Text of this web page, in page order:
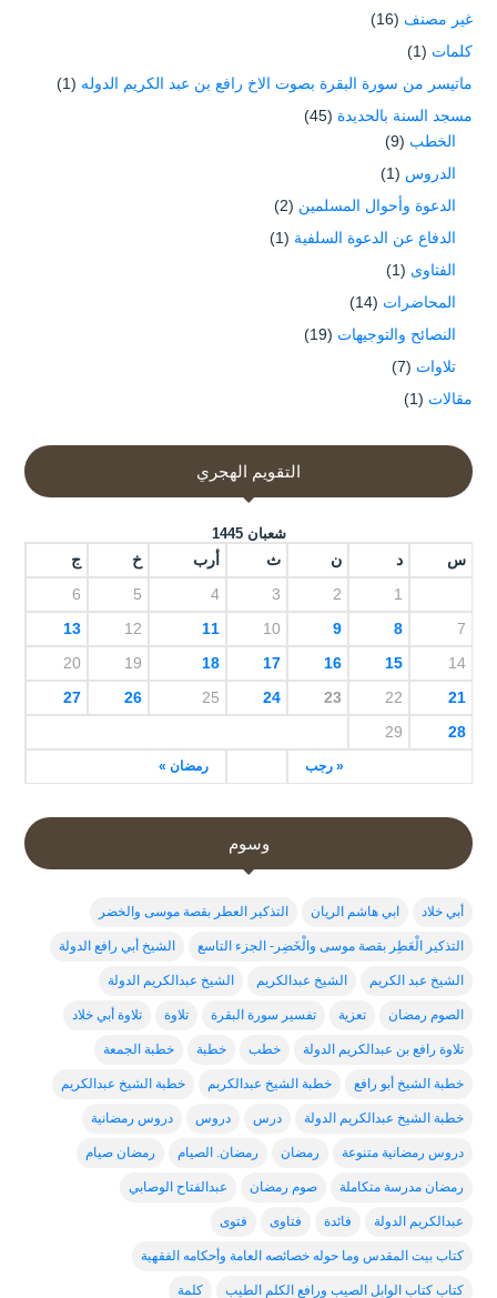
غير مصنف (16)
كلمات (1)
ماتيسر من سورة البقرة بصوت الاخ رافع بن عبد الكريم الدوله (1)
مسجد السنة بالحديدة (45)
الخطب (9)
الدروس (1)
الدعوة وأحوال المسلمين (2)
الدفاع عن الدعوة السلفية (1)
الفتاوى (1)
المحاضرات (14)
النصائح والتوجيهات (19)
تلاوات (7)
مقالات (1)
التقويم الهجري
شعبان 1445
س د ن ث أرب خ ج
« رجب رمضان »
1
2
3
4
5
6
7
8
9
10
11
12
13
14
15
16
17
18
19
20
21
22
23
24
25
26
27
28
29
وسوم
أبي خلاد ابي هاشم الريان التذكير العطر بقصة موسى والخضر
التذكير الْعَطِر بقصة موسى والْخَضِر- الجزء التاسع الشيخ أبي رافع الدولة
الشيخ عبد الكريم الشيخ عبدالكريم الشيخ عبدالكريم الدولة
الصوم رمضان تعزية تفسير سورة البقرة تلاوة تلاوة أبي خلاد
تلاوة رافع بن عبدالكريم الدولة خطب خطبة خطبة الجمعة
خطبة الشيخ أبو رافع خطبة الشيخ عبدالكربم خطبة الشيخ عبدالكريم
خطبة الشيخ عبدالكريم الدولة درس دروس دروس رمضانية
دروس رمضانية متنوعة رمضان رمضان. الصيام رمضان صيام
رمضان مدرسة متكاملة صوم رمضان عبدالفتاح الوصابي
عبدالكريم الدولة فائدة فتاوى فتوى
كتاب بيت المقدس وما حوله خصائصه العامة وأحكامه الفقهية
كتاب كتاب الوابل الصيب ورافع الكلم الطيب كلمة